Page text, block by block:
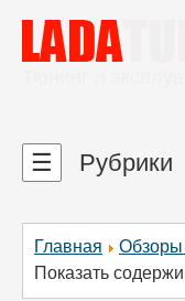
Главная
Обзоры
Показать
☰ Рубрики